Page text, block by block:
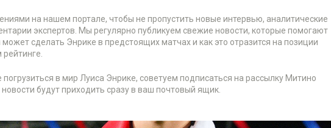
на нашем портале, чтобы не пропустить новые интервью, аналитические
экспертов. Мы регулярно публикуем свежие новости, которые помогают
может сделать Энрике в предстоящих матчах и как это отразится на позиции
погрузиться в мир Луиса Энрике, советуем подписаться на рассылку Митино
новости будут приходить сразу в ваш почтовый ящик.